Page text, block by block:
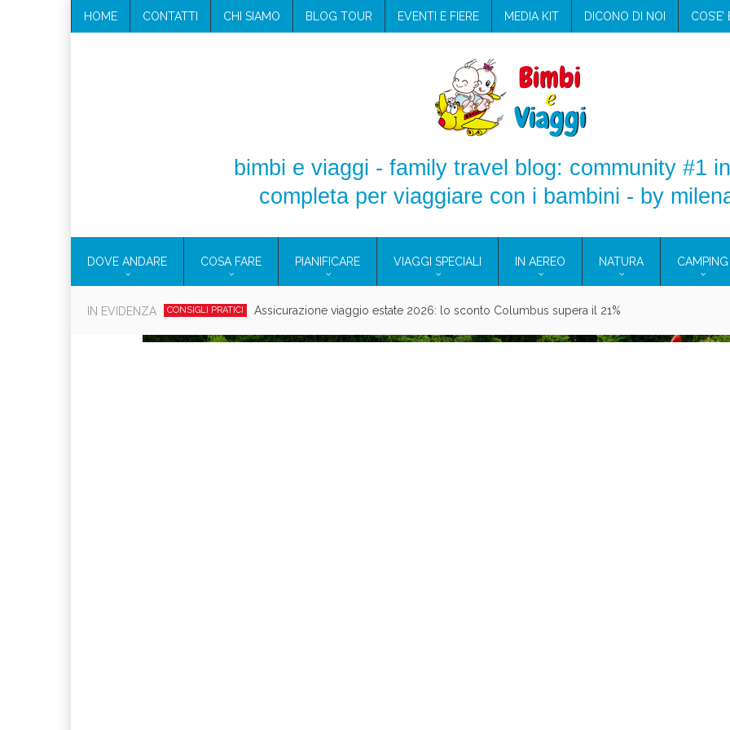
HOME CONTATTI CHI SIAMO BLOG TOUR EVENTI E FIERE MEDIA KIT DICONO DI NOI
bimbi e viaggi - family travel blog: community #1
completa per viaggiare con i bambini - by
DOVE ANDARE COSA FARE PIANIFICARE VIAGGI SPECIALI IN AEREO NATURA CAMPING
IN EVIDENZA CONSIGLI PRATICI Cosmetici solidi in viaggio: i prodotti che hanno conquistato la mia valigia (e la pelle